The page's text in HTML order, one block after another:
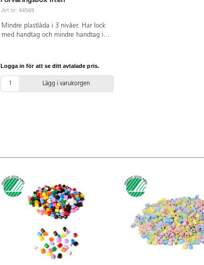
Art.nr: 44569
Mindre plastlåda i 3 nivåer. Har lock
med handtag och mindre handtag i
midirörpärlor. Mått: B13xL16,5xH15,5
cm. Av PP. PVC-fri.
Logga in för att se ditt avtalade pris.
Lägg i varukorgen